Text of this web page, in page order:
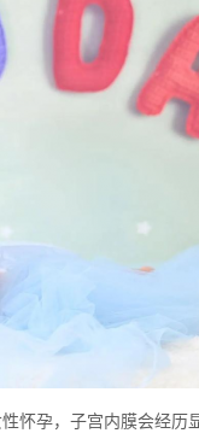
怀孕，子宫内膜会经